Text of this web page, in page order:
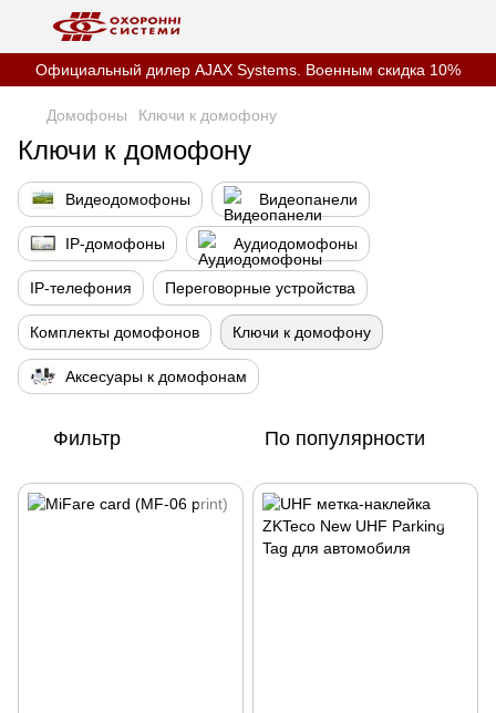
Официальный дилер AJAX Systems. Военным скидка 10%
Домофоны Ключи к домофону
Ключи к домофону
Видеодомофоны Видеопанели
IP-домофоны Аудиодомофоны
IP-телефония Переговорные устройства
Комплекты домофонов Ключи к домофону
Аксесуары к домофонам
Фильтр По популярности